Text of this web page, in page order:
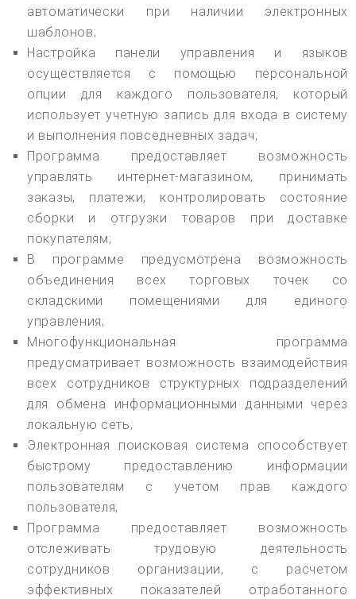
автоматически при наличии электронных
шаблонов;
Настройка панели управления и языков
осуществляется с помощью персональной
опции для каждого пользователя, который
использует учетную запись для входа в систему
и выполнения повседневных задач;
Программа предоставляет возможность
управлять интернет-магазином, принимать
заказы, платежи, контролировать состояние
сборки и отгрузки товаров при доставке
покупателям;
В программе предусмотрена возможность
объединения всех торговых точек со
складскими помещениями для единого
управления;
Многофункциональная программа
предусматривает возможность взаимодействия
всех сотрудников структурных подразделений
для обмена информационными данными через
локальную сеть;
Электронная поисковая система способствует
быстрому предоставлению информации
пользователям с учетом прав каждого
пользователя;
Программа предоставляет возможность
отслеживать трудовую деятельность
сотрудников организации, с расчетом
эффективных показателей отработанного